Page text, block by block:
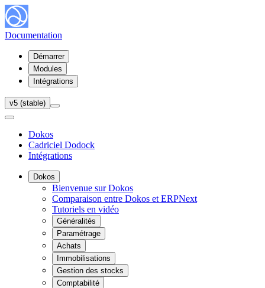
Documentation
Démarrer
Modules
Intégrations
v5 (stable)
Dokos
Cadriciel Dodock
Intégrations
Dokos
Bienvenue sur Dokos
Comparaison entre Dokos et ERPNext
Tutoriels en vidéo
Généralités
Paramétrage
Achats
Immobilisations
Gestion des stocks
Comptabilité